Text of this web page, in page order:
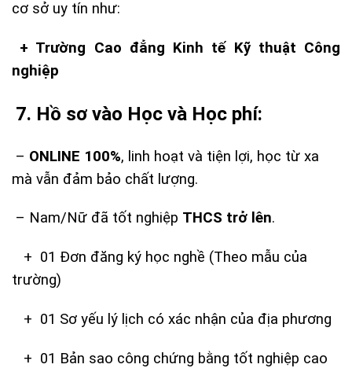
cơ sở uy tín như:
+ Trường Cao đẳng Kinh tế Kỹ thuật Công
nghiệp
7. Hồ sơ vào Học và Học phí:
– ONLINE 100%, linh hoạt và tiện lợi, học từ xa
mà vẫn đảm bảo chất lượng.
– Nam/Nữ đã tốt nghiệp THCS trở lên.
+ 01 Đơn đăng ký học nghề (Theo mẫu của
trường)
+ 01 Sơ yếu lý lịch có xác nhận của địa phương
+ 01 Bản sao công chứng bằng tốt nghiệp cao